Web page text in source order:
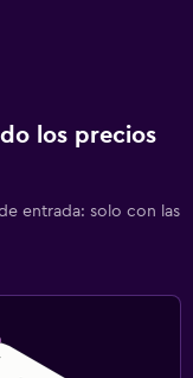
los precios
entrada: solo con las